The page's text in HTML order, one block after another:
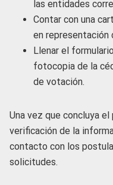
las entidades
Contar con una
en representación
Llenar el
fotocopia de la
de votación.
Una vez que concluya
verificación de la
contacto con los
solicitudes.